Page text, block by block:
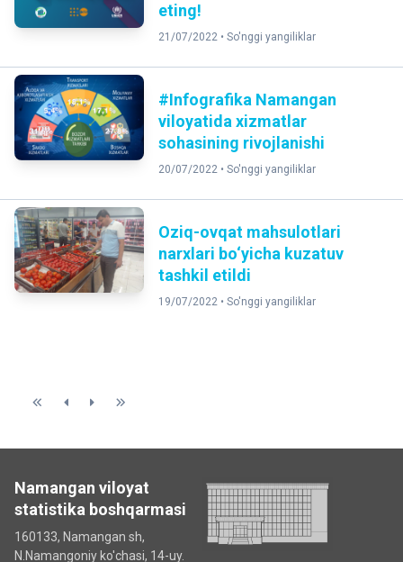
eting!
21/07/2022 • So'nggi yangiliklar
#Infografika Namangan
viloyatida xizmatlar
sohasining rivojlanishi
20/07/2022 • So'nggi yangiliklar
Oziq-ovqat mahsulotlari
narxlari bo‘yicha kuzatuv
tashkil etildi
19/07/2022 • So'nggi yangiliklar
Namangan viloyat
statistika boshqarmasi
160133, Namangan sh,
N.Namangoniy ko'chasi, 14-uy.